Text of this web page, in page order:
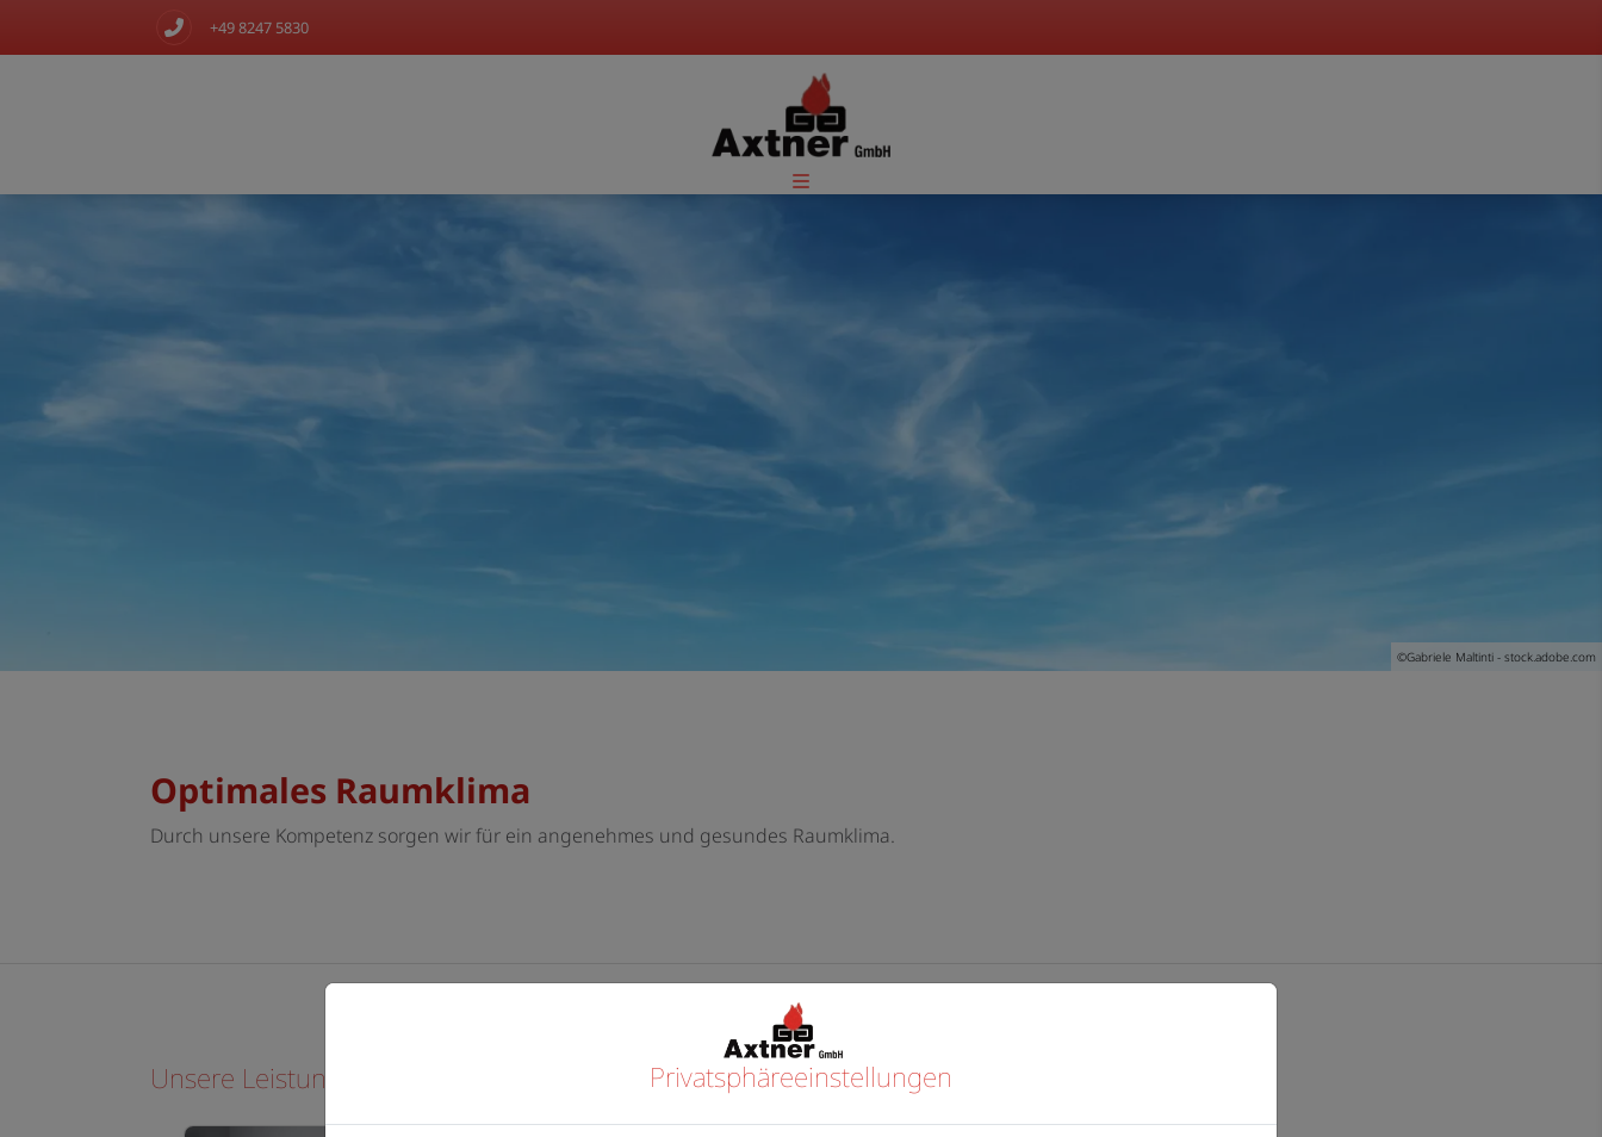
+49 8247 5830
©Gabriele Maltinti - stock.adobe.com
Optimales Raumklima
Durch unsere Kompetenz sorgen wir für ein angenehmes und gesundes Raumklima.
Unsere Leistungen im Bereich Lüftung, Klima- und Kältetechnik
Privatsphäre­einstellungen